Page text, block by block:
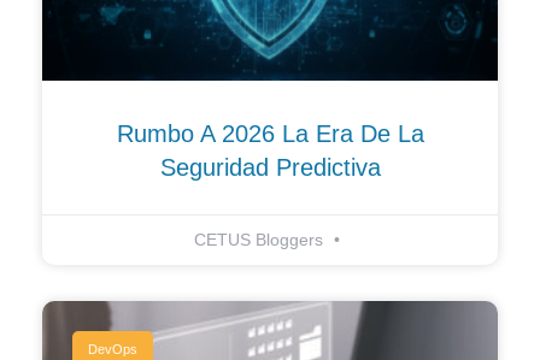
Rumbo A 2026 La Era De La
Seguridad Predictiva
CETUS Bloggers
DevOps